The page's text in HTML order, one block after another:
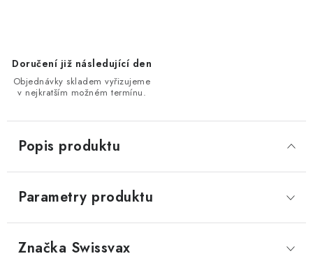
Doručení již následující den
Objednávky skladem vyřizujeme
v nejkratším možném termínu.
Popis produktu
Parametry produktu
Značka Swissvax